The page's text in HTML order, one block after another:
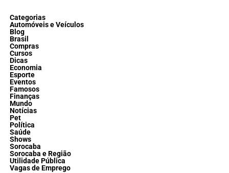
Categorias
Automóveis e Veículos
Blog
Brasil
Compras
Cursos
Dicas
Economia
Esporte
Eventos
Famosos
Finanças
Mundo
Notícias
Pet
Política
Saúde
Shows
Sorocaba
Sorocaba e Região
Utilidade Pública
Vagas de Emprego